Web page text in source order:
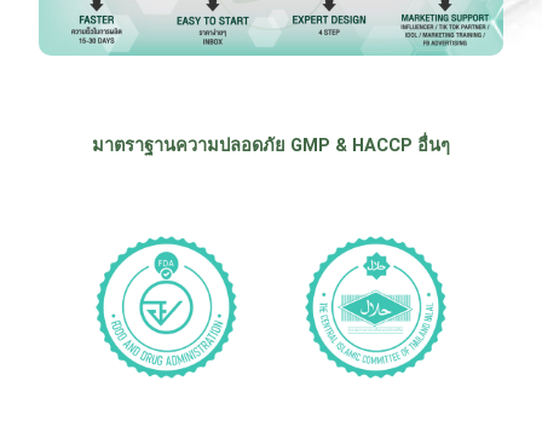
มาตราฐานความปลอดภัย GMP & HACCP อื่นๆ